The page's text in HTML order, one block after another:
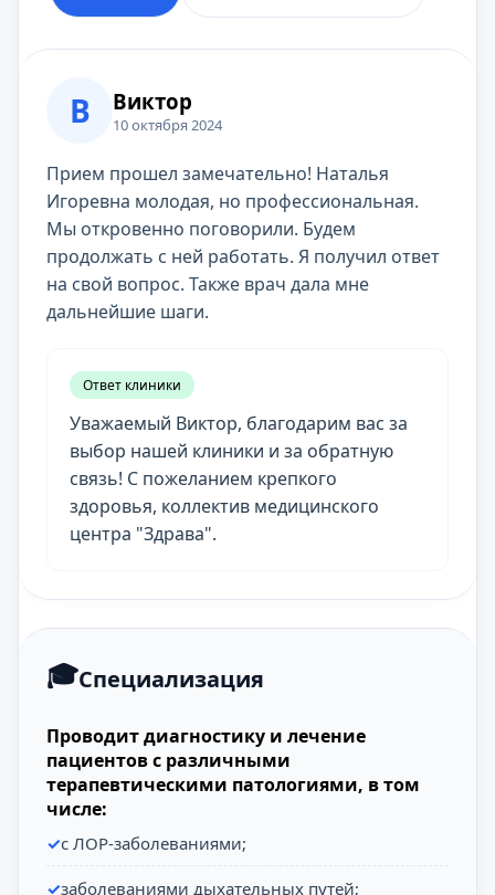
В Виктор
10 октября 2024
Прием прошел замечательно! Наталья
Игоревна молодая, но профессиональная.
Мы откровенно поговорили. Будем
продолжать с ней работать. Я получил ответ
на свой вопрос. Также врач дала мне
дальнейшие шаги.
Ответ клиники
Уважаемый Виктор, благодарим вас за
выбор нашей клиники и за обратную
связь! С пожеланием крепкого
здоровья, коллектив медицинского
центра "Здрава".
Специализация
Проводит диагностику и лечение
пациентов с различными
терапевтическими патологиями, в том
числе:
с ЛОР-заболеваниями;
заболеваниями дыхательных путей;